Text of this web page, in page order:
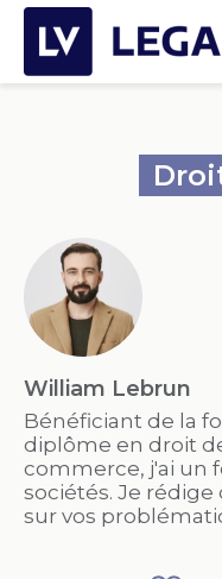
William Lebrun
Bénéficiant de la
diplôme en droit
commerce, j'ai un
sociétés. Je
sur vos